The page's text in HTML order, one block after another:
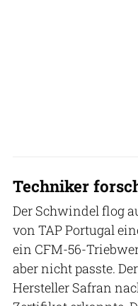
Techniker
Der Schwindel flog
von TAP Portugal
ein CFM-56-
aber nicht passte.
Hersteller Safran